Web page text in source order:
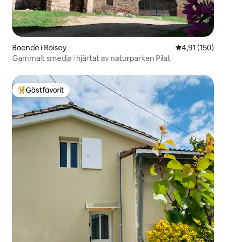
Boende i Roisey 4,91 av 5 i
4,91 (150)
Gammalt smedja i hjärtat av naturparken Pilat
Populär gästfavorit
Gästfavorit